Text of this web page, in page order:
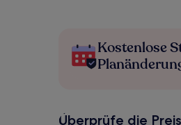
Kostenlose
Überprüfe die